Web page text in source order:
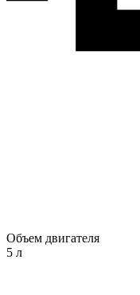
Объем двигателя
5 л